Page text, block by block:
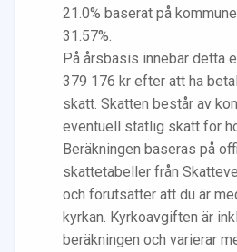
21.0% baserat på
31.57%.
På årsbasis innebär detta
379 176 kr efter att ha
skatt. Skatten består av
eventuell statlig skatt för
Beräkningen baseras på
skattetabeller från
och förutsätter att du är
kyrkan. Kyrkoavgiften är
beräkningen och varierar